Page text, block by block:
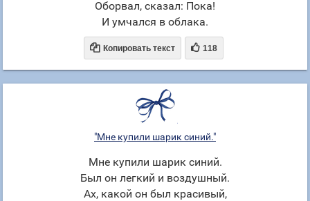
Оборвал, сказал: Пока!
И умчался в облака.
 Копировать текст  118
"Мне купили шарик синий."
Мне купили шарик синий.
Был он легкий и воздушный.
Ах, какой он был красивый,